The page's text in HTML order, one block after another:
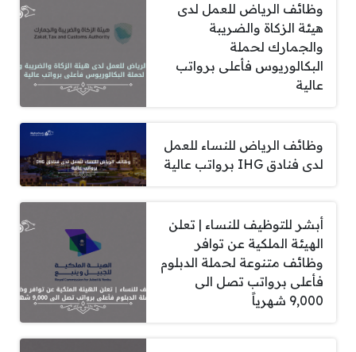
وظائف الرياض للعمل لدى
هيئة الزكاة والضريبة
والجمارك لحملة
البكالوريوس فأعلى برواتب
عالية
وظائف الرياض للنساء للعمل
لدى فنادق IHG برواتب عالية
أبشر للتوظيف للنساء | تعلن
الهيئة الملكية عن توافر
وظائف متنوعة لحملة الدبلوم
فأعلى برواتب تصل الى
9,000 شهرياً